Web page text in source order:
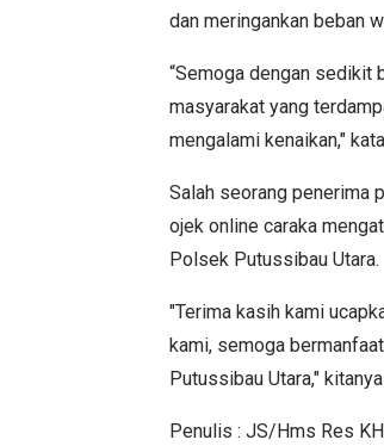
dan meringankan beban
“Semoga dengan sedikit
masyarakat yang
mengalami kenaikan,"
Salah seorang penerima
ojek online caraka
Polsek Putussibau Utara.
"Terima kasih kami
kami, semoga
Putussibau Utara,"
Penulis : JS/Hms Res